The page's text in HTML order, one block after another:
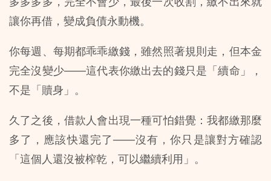
讓你再借，變成負債永動機。
你每週、每期都乖乖繳錢，雖然照著規則走，但本金
完全沒變少——這代表你繳出去的錢只是「續命」，
不是「贖身」。
久了之後，借款人會出現一種可怕錯覺：我都繳那麼
多了，應該快還完了——沒有，你只是讓對方確認
「這個人還沒被榨乾，可以繼續利用」。